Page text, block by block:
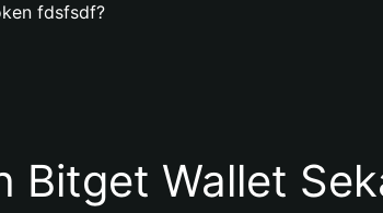
fdsfsdf?
Bitget Wallet